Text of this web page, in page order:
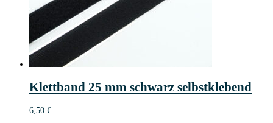
Klettband 25 mm schwarz selbstklebend
6,50 €